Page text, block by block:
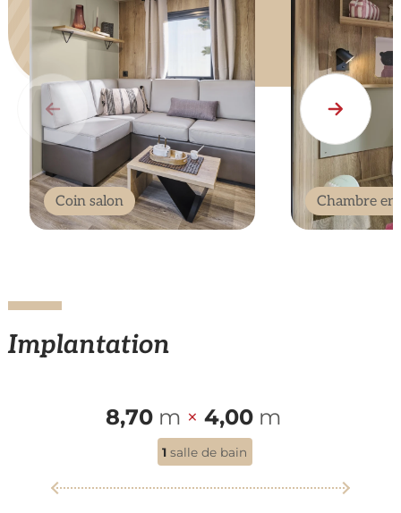
Coin salon Chambre
Implantation
8,70m × 4,00m
1 salle de bain